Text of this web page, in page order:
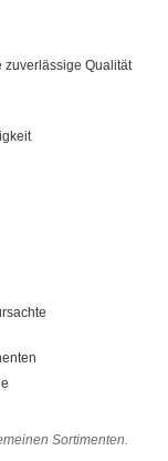
zuverlässige Qualität
Sortimenten.